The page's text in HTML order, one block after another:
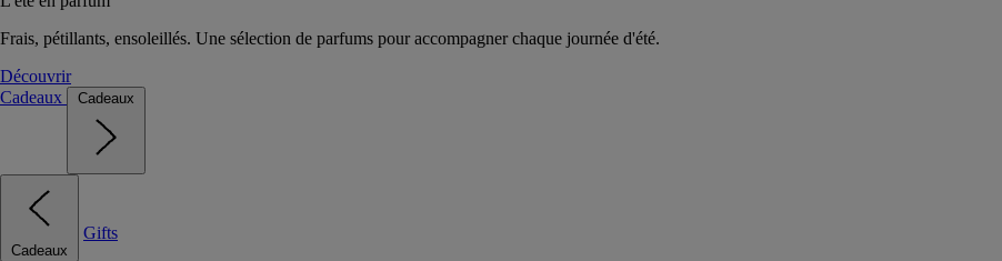
Frais, pétillants, ensoleillés. Une sélection de parfums pour accompagner chaque journée d'été.
Découvrir
Cadeaux
Cadeaux
Cadeaux
Gifts